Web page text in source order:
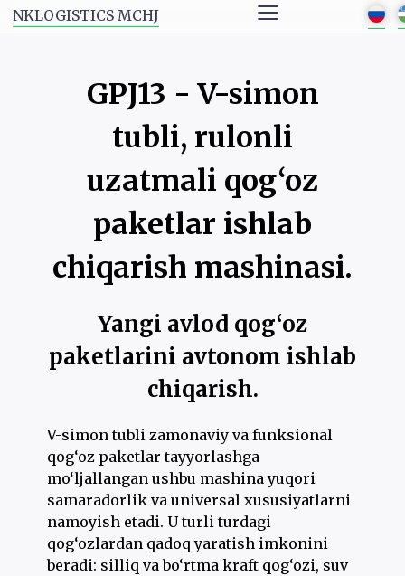
NKLOGISTICS MCHJ ≡
GPJ13 - V-simon
tubli, rulonli
uzatmali qog‘oz
paketlar ishlab
chiqarish mashinasi.
Yangi avlod qog‘oz
paketlarini avtonom ishlab
chiqarish.
V-simon tubli zamonaviy va funksional
qog‘oz paketlar tayyorlashga
mo‘ljallangan ushbu mashina yuqori
samaradorlik va universal xususiyatlarni
namoyish etadi. U turli turdagi
qog‘ozlardan qadoq yaratish imkonini
beradi: silliq va bo‘rtma kraft qog‘ozi, suv